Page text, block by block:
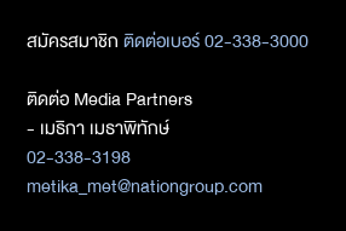
สมัครสมาชิกติดต่อเบอร์ 02-338-3000
ติดต่อ Media Partners
- เมธิกา เมธาพิทักษ์
02-338-3198
metika_met@nationgroup.com